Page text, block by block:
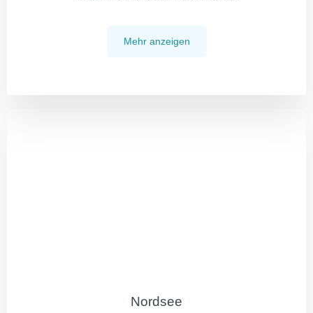
Mehr anzeigen
Nordsee